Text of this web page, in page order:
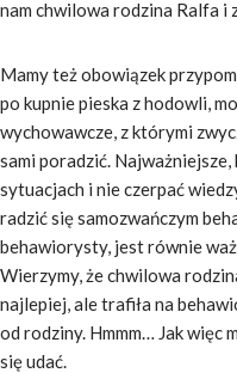
nam chwilowa rodzina Ralfa i
Mamy też obowiązek
po kupnie pieska z hodowli,
wychowawcze, z którymi
sami poradzić.
sytuacjach i nie czerpać
radzić się samozwańczym
behawiorysty, jest równie
Wierzymy, że chwilowa
najlepiej, ale trafiła na
od rodziny. Hmmm… Jak więc
się udać.